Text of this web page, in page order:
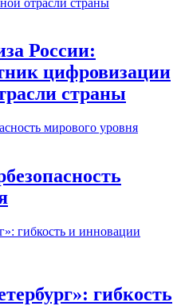
России:
цифровизации
страны
гибкость